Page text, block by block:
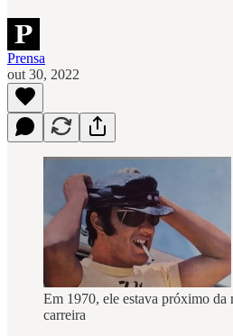
Prensa
out 30, 2022
Em 1970, ele estava próximo da
carreira